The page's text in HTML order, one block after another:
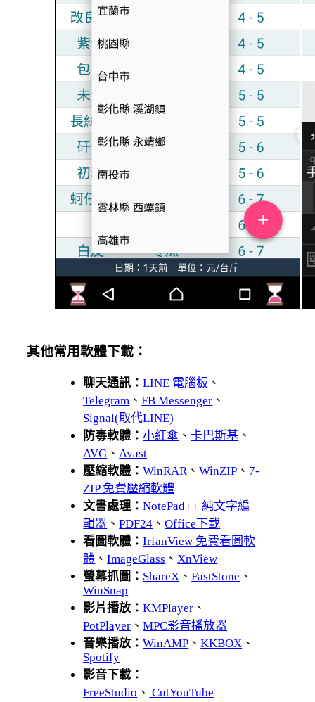
其他常用軟體下載：
聊天通訊：LINE 電腦板 、
Telegram 、FB Messenger 、
Signal(取代LINE)
防毒軟體：小紅傘 、卡巴斯基 、
AVG 、 Avast
壓縮軟體：WinRAR 、WinZIP 、 7-
ZIP 免費壓縮軟體
文書處理：NotePad++ 純文字編
輯器 、PDF24 、Office下載
看圖軟體：IrfanView 免費看圖軟
體 、ImageGlass 、 XnView
螢幕抓圖： ShareX 、FastStone 、
WinSnap
影片播放：KMPlayer 、
PotPlayer 、MPC影音播放器
音樂播放：WinAMP 、KKBOX 、
Spotify
影音下載：
FreeStudio 、 CutYouTube